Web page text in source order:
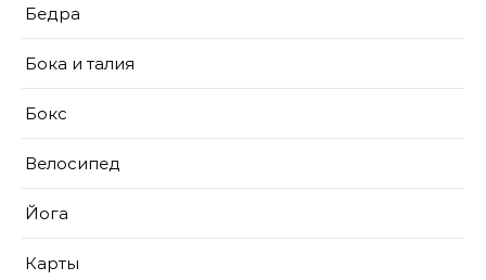
Бедра
Бока и талия
Бокс
Велосипед
Йога
Карты